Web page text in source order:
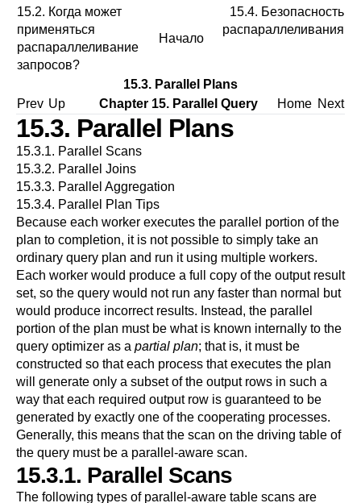
15.2. Когда может
применяться
распараллеливание
запросов?
Начало
15.4. Безопасность
распараллеливания
15.3. Parallel Plans
Prev Up Chapter 15. Parallel Query Home Next
15.3. Parallel Plans
15.3.1. Parallel Scans
15.3.2. Parallel Joins
15.3.3. Parallel Aggregation
15.3.4. Parallel Plan Tips
Because each worker executes the parallel portion of the
plan to completion, it is not possible to simply take an
ordinary query plan and run it using multiple workers.
Each worker would produce a full copy of the output result
set, so the query would not run any faster than normal but
would produce incorrect results. Instead, the parallel
portion of the plan must be what is known internally to the
query optimizer as a partial plan; that is, it must be
constructed so that each process that executes the plan
will generate only a subset of the output rows in such a
way that each required output row is guaranteed to be
generated by exactly one of the cooperating processes.
Generally, this means that the scan on the driving table of
the query must be a parallel-aware scan.
15.3.1. Parallel Scans
The following types of parallel-aware table scans are